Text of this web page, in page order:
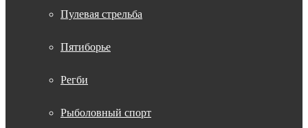
Пулевая стрельба
Пятиборье
Регби
Рыболовный спорт